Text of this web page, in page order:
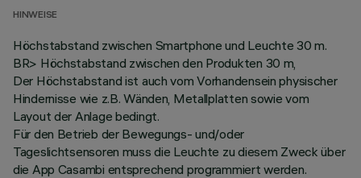
HINWEISE
Höchstabstand zwischen Smartphone und Leuchte 30 m.
BR> Höchstabstand zwischen den Produkten 30 m,
Der Höchstabstand ist auch vom Vorhandensein physischer
Hindernisse wie z.B. Wänden, Metallplatten sowie vom
Layout der Anlage bedingt.
Für den Betrieb der Bewegungs- und/oder
Tageslichtsensoren muss die Leuchte zu diesem Zweck über
die App Casambi entsprechend programmiert werden.